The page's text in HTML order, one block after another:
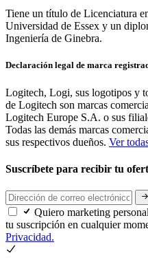
Tiene un título de Licenciatura
Universidad de Essex y un
Ingeniería de Ginebra.
Declaración legal de marca
Logitech, Logi, sus logotipos y
de Logitech son marcas
Logitech Europe S.A. o sus
Todas las demás marcas
sus respectivos dueños. Ver
Suscríbete para recibir tu
Quiero marketing
tu suscripción en cualquier
Privacidad.